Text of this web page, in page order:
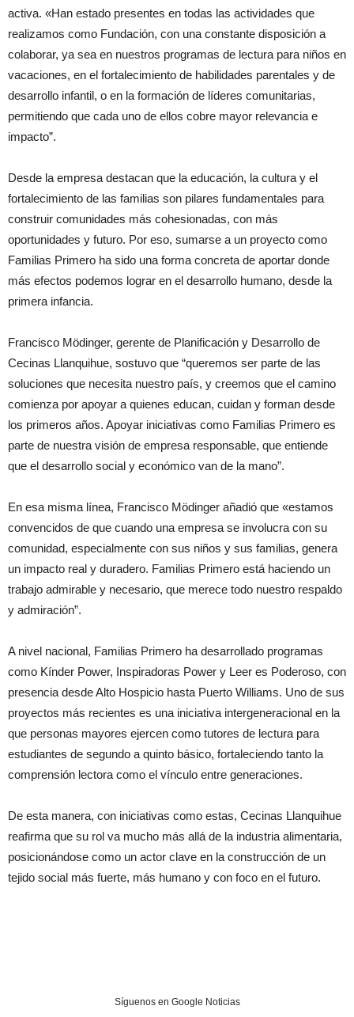
activa. «Han estado presentes en todas las actividades que
realizamos como Fundación, con una constante disposición a
colaborar, ya sea en nuestros programas de lectura para niños en
vacaciones, en el fortalecimiento de habilidades parentales y de
desarrollo infantil, o en la formación de líderes comunitarias,
permitiendo que cada uno de ellos cobre mayor relevancia e
impacto”.
Desde la empresa destacan que la educación, la cultura y el
fortalecimiento de las familias son pilares fundamentales para
construir comunidades más cohesionadas, con más
oportunidades y futuro. Por eso, sumarse a un proyecto como
Familias Primero ha sido una forma concreta de aportar donde
más efectos podemos lograr en el desarrollo humano, desde la
primera infancia.
Francisco Mödinger, gerente de Planificación y Desarrollo de
Cecinas Llanquihue, sostuvo que “queremos ser parte de las
soluciones que necesita nuestro país, y creemos que el camino
comienza por apoyar a quienes educan, cuidan y forman desde
los primeros años. Apoyar iniciativas como Familias Primero es
parte de nuestra visión de empresa responsable, que entiende
que el desarrollo social y económico van de la mano”.
En esa misma línea, Francisco Mödinger añadió que «estamos
convencidos de que cuando una empresa se involucra con su
comunidad, especialmente con sus niños y sus familias, genera
un impacto real y duradero. Familias Primero está haciendo un
trabajo admirable y necesario, que merece todo nuestro respaldo
y admiración”.
A nivel nacional, Familias Primero ha desarrollado programas
como Kínder Power, Inspiradoras Power y Leer es Poderoso, con
presencia desde Alto Hospicio hasta Puerto Williams. Uno de sus
proyectos más recientes es una iniciativa intergeneracional en la
que personas mayores ejercen como tutores de lectura para
estudiantes de segundo a quinto básico, fortaleciendo tanto la
comprensión lectora como el vínculo entre generaciones.
De esta manera, con iniciativas como estas, Cecinas Llanquihue
reafirma que su rol va mucho más allá de la industria alimentaria,
posicionándose como un actor clave en la construcción de un
tejido social más fuerte, más humano y con foco en el futuro.
Síguenos en Google Noticias